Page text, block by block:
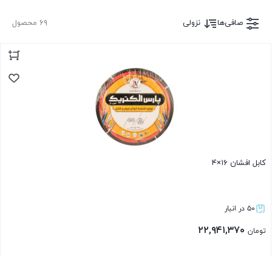
۶۹ محصول صافی‌ها نزولی
کابل افشان ۱۶×۴
۵۰ در انبار
تومان